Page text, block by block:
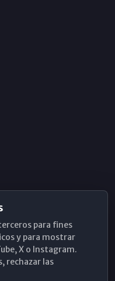
para fines
y para mostrar
X o Instagram.
rechazar las